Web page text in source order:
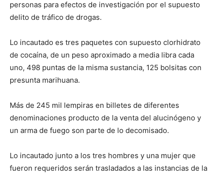
personas para efectos de investigación por el supuesto
delito de tráfico de drogas.
Lo incautado es tres paquetes con supuesto clorhidrato
de cocaína, de un peso aproximado a media libra cada
uno, 498 puntas de la misma sustancia, 125 bolsitas con
presunta marihuana.
Más de 245 mil lempiras en billetes de diferentes
denominaciones producto de la venta del alucinógeno y
un arma de fuego son parte de lo decomisado.
Lo incautado junto a los tres hombres y una mujer que
fueron requeridos serán trasladados a las instancias de la